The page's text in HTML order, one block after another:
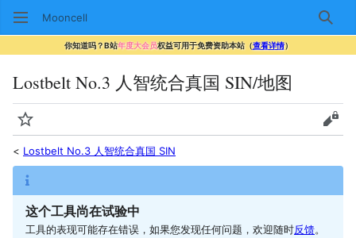
Mooncell 搜索
你知道吗？B站年度大会员权益可用于免费资助本站（查看详情）
Lostbelt No.3 人智统合真国 SIN/地图
监视
查看
< Lostbelt No.3 人智统合真国 SIN
这个工具尚在试验中
工具的表现可能存在错误，如果您发现任何问题，欢迎随时反馈。